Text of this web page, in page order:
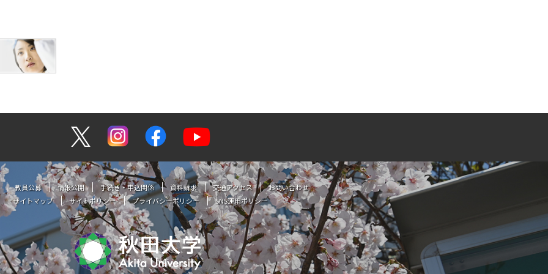
教員公募 情報公開 手続き・申込関係 資料請求 交通アクセス
お問い合わせ
サイトマップ
サイトポリシー プライバシーポリシー SNS運用ポリシー